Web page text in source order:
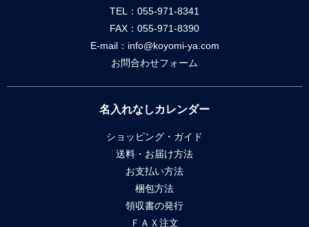
TEL：055-971-8341
FAX：055-971-8390
E-mail： info@koyomi-ya.com
お問合わせフォーム
名入れなしカレンダー
ショッピング・ガイド
送料・お届け方法
お支払い方法
梱包方法
領収書の発行
ＦＡＸ注文